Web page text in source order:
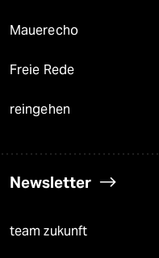
Mauerecho
Freie Rede
reingehen
Newsletter
team zukunft